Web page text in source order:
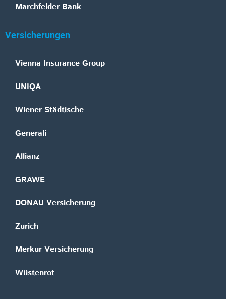
Marchfelder Bank
Versicherungen
Vienna Insurance Group
UNIQA
Wiener Städtische
Generali
Allianz
GRAWE
DONAU Versicherung
Zurich
Merkur Versicherung
Wüstenrot